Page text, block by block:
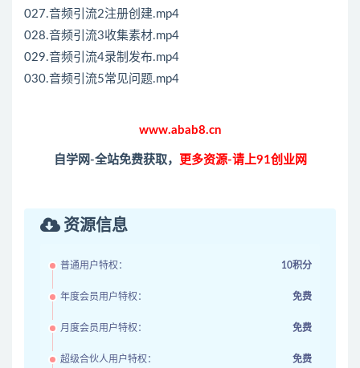
027.音频引流2注册创建.mp4
028.音频引流3收集素材.mp4
029.音频引流4录制发布.mp4
030.音频引流5常见问题.mp4
www.abab8.cn
自学网-全站免费获取， 更多资源-请上91创业网
资源信息
普通用户特权： 10积分
年度会员用户特权： 免费
月度会员用户特权： 免费
超级合伙人用户特权： 免费